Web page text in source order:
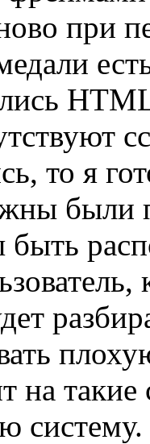
при
то я
были
на
систему.